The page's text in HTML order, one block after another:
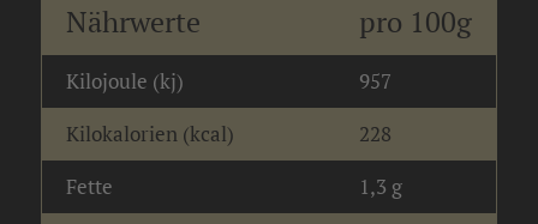
Nährwerte pro 100g
Kilojoule (kj)
957
Kilokalorien (kcal)
228
Fette
1,3 g